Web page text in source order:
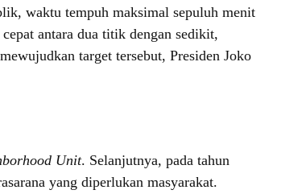
waktu tempuh maksimal sepuluh menit
antara dua titik dengan sedikit,
target tersebut, Presiden Joko
Unit. Selanjutnya, pada tahun
yang diperlukan masyarakat.